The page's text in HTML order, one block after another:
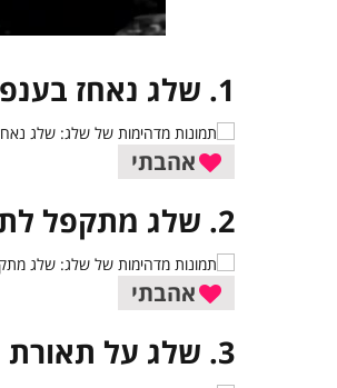
1. שלג נאחז בענפי עץ בפינלנד
אהבתי
2. שלג מתקפל לתוך עצמו במורד מגלשה
אהבתי
3. שלג על תאורת חג מולד במרפסת